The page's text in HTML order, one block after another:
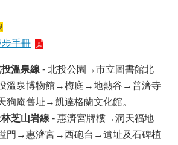
步手冊
溫泉線 - 北投公園→市立圖書館北
溫泉博物館→梅庭→地熱谷→普濟寺
庵舊址→凱達格蘭文化館。
芝山岩線 - 惠濟宮牌樓→洞天福地
門→惠濟宮→西砲台→遺址及石碑植